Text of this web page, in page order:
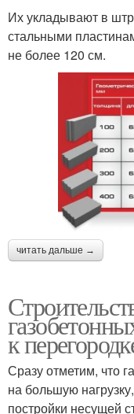
Их укладывают в
стальными
не более 120 см.
читать дальше →
к
Сразу отметим, что
на большую
постройки несущей